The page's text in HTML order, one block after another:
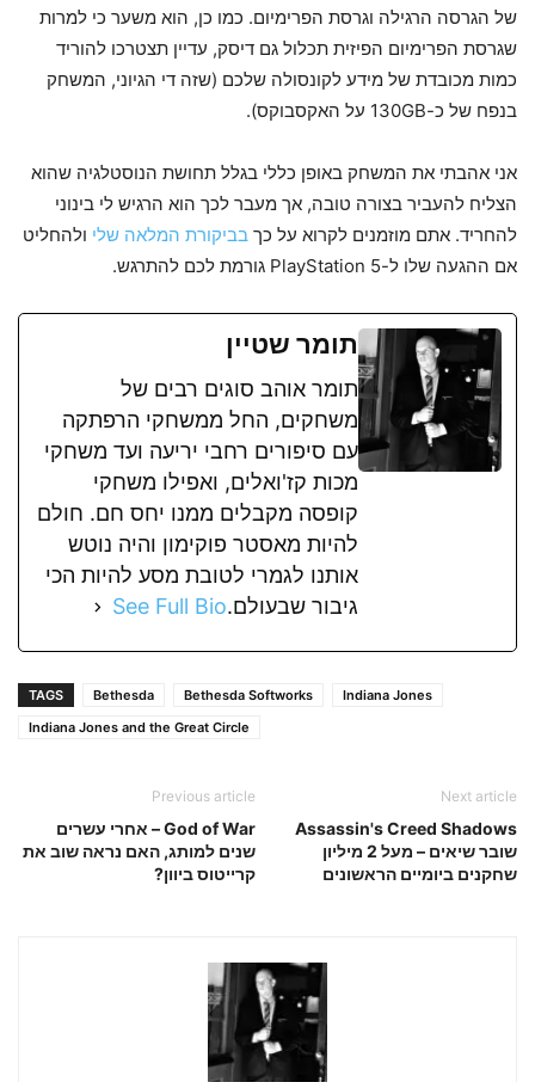
של הגרסה הרגילה וגרסת הפרימיום. כמו כן, הוא משער כי למרות
שגרסת הפרימיום הפיזית תכלול גם דיסק, עדיין תצטרכו להוריד
כמות מכובדת של מידע לקונסולה שלכם (שזה די הגיוני, המשחק
בנפח של כ-130GB על האקסבוקס).
אני אהבתי את המשחק באופן כללי בגלל תחושת הנוסטלגיה שהוא
הצליח להעביר בצורה טובה, אך מעבר לכך הוא הרגיש לי בינוני
להחריד. אתם מוזמנים לקרוא על כך בביקורת המלאה שלי ולהחליט
אם ההגעה שלו ל-PlayStation 5 גורמת לכם להתרגש.
תומר שטיין
תומר אוהב סוגים רבים של
משחקים, החל ממשחקי הרפתקה
עם סיפורים רחבי יריעה ועד משחקי
מכות קז'ואלים, ואפילו משחקי
קופסה מקבלים ממנו יחס חם. חולם
להיות מאסטר פוקימון והיה נוטש
אותנו לגמרי לטובת מסע להיות הכי
גיבור שבעולם.See Full Bio
TAGS Bethesda Bethesda Softworks
Indiana Jones
Indiana Jones and the Great Circle
Previous article
God of War – אחרי עשרים
שנים למותג, האם נראה שוב את
קרייטוס ביוון?
Next article
Assassin's Creed Shadows
שובר שיאים – מעל 2 מיליון
שחקנים ביומיים הראשונים